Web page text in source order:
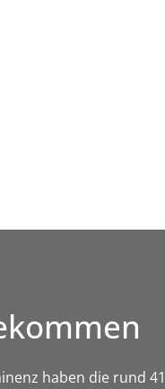
haben die rund